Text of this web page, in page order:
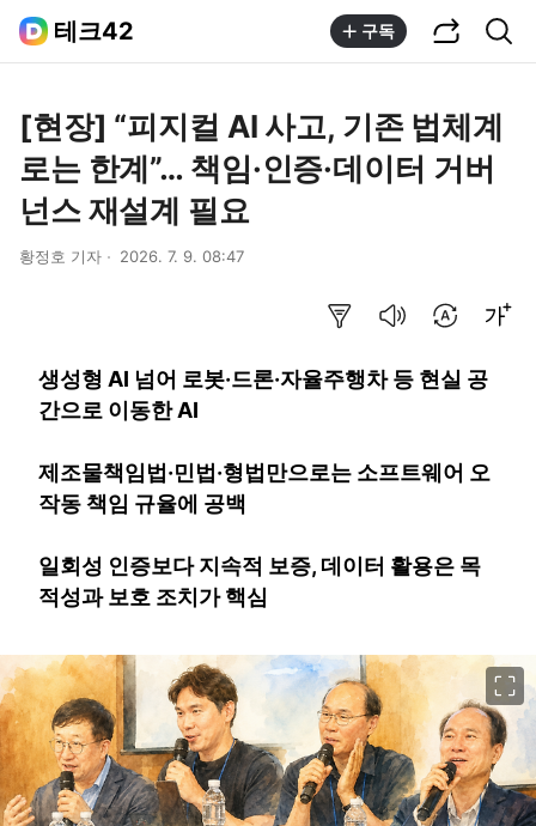
테크42 구독
[현장] “피지컬 AI 사고, 기존 법체계
로는 한계”… 책임·인증·데이터 거버
넌스 재설계 필요
황정호 기자 2026. 7. 9. 08:47
생성형 AI 넘어 로봇·드론·자율주행차 등 현실 공
간으로 이동한 AI
제조물책임법·민법·형법만으로는 소프트웨어 오
작동 책임 규율에 공백
일회성 인증보다 지속적 보증, 데이터 활용은 목
적성과 보호 조치가 핵심